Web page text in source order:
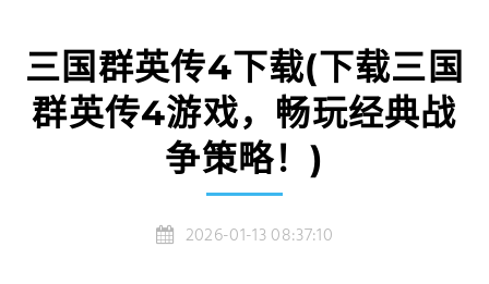
三国群英传4下载(下载三国
群英传4游戏，畅玩经典战
争策略！)
2026-01-13 08:37:10